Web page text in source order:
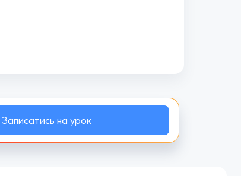
Записатись на урок